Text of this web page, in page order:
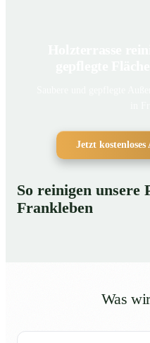
Jetzt
So reinigen unsere
Frankleben
Was